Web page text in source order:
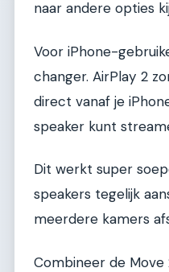
naar andere opties
Voor iPhone-
changer. AirPlay 2
direct vanaf je
speaker kunt
Dit werkt super
speakers tegelijk
meerdere kamers
Combineer de